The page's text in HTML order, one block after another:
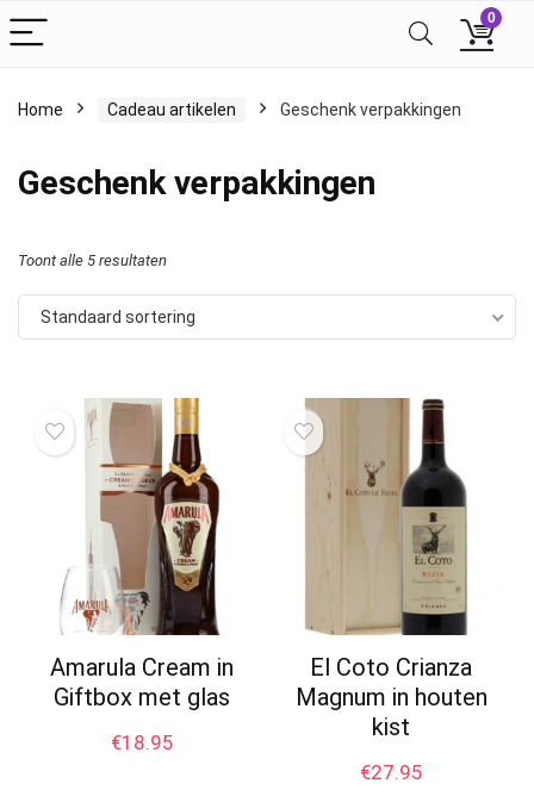
0
Home Cadeau artikelen Geschenk verpakkingen
Geschenk verpakkingen
Toont alle 5 resultaten
Standaard sortering
Amarula Cream in
Giftbox met glas
€18.95
El Coto Crianza
Magnum in houten
kist
€27.95